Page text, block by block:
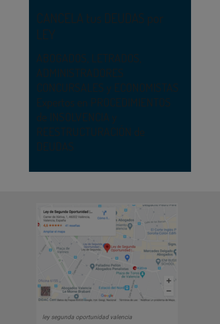
CANCELA tus DEUDAS por
LEY
ABOGADOS, LETRADOS,
ADMINISTRADORES
CONCURSALES y ECONOMISTAS
Expertos en PROCEDIMIENTOS
de INSOLVENCIA y
REESTRUCTURACIÓN de
DEUDAS
ley segunda oportunidad valencia